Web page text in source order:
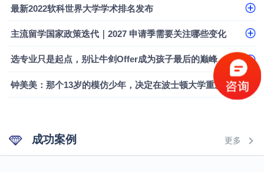
最新2022软科世界大学学术排名发布
主流留学国家政策迭代｜2027 申请季需要关注哪些变化
选专业只是起点，别让牛剑Offer成为孩子最后的巅峰
钟美美：那个13岁的模仿少年，决定在波士顿大学重新定义自己
成功案例 更多